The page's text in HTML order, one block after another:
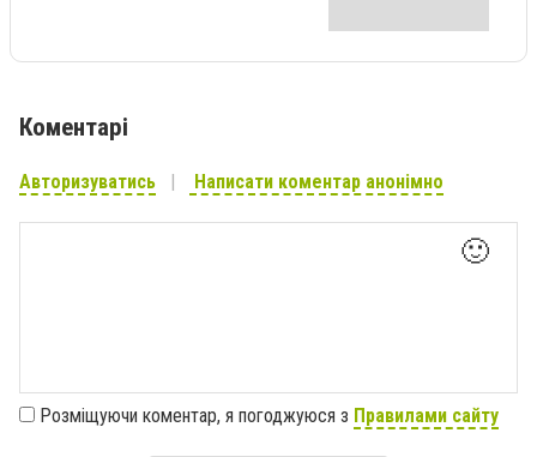
Коментарі
Авторизуватись Написати коментар анонімно
🙂
Розміщуючи коментар, я погоджуюся з Правилами сайту